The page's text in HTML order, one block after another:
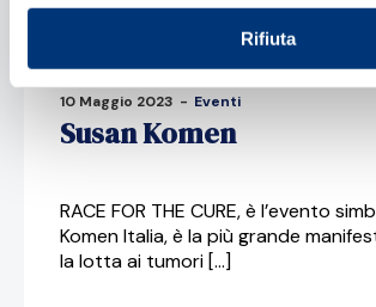
Rifiuta
10 Maggio 2023 - Eventi
Susan Komen
RACE FOR THE CURE, è l’evento
Komen Italia, è la più grande
la lotta ai tumori […]